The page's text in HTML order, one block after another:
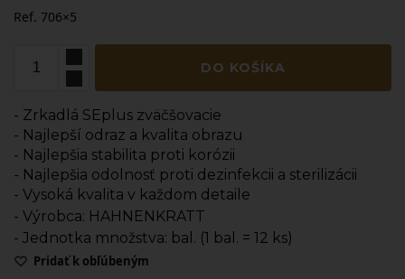
Ref. 706×5
DO KOŠÍKA
- Zrkadlá SEplus zväčšovacie
- Najlepší odraz a kvalita obrazu
- Najlepšia stabilita proti korózii
- Najlepšia odolnosť proti dezinfekcii a sterilizácii
- Vysoká kvalita v každom detaile
- Výrobca: HAHNENKRATT
- Jednotka množstva: bal. (1 bal. = 12 ks)
Pridať k obľúbeným